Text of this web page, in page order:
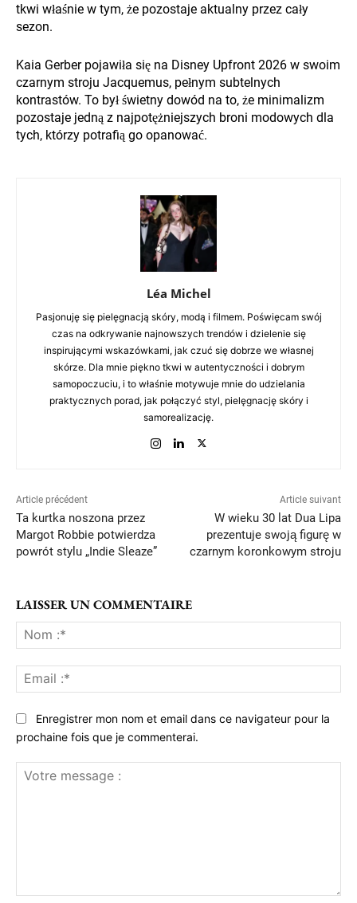
tkwi właśnie w tym, że pozostaje aktualny przez cały
sezon.
Kaia Gerber pojawiła się na Disney Upfront 2026 w swoim
czarnym stroju Jacquemus, pełnym subtelnych
kontrastów. To był świetny dowód na to, że minimalizm
pozostaje jedną z najpotężniejszych broni modowych dla
tych, którzy potrafią go opanować.
Léa Michel
Pasjonuję się pielęgnacją skóry, modą i filmem. Poświęcam swój
czas na odkrywanie najnowszych trendów i dzielenie się
inspirującymi wskazówkami, jak czuć się dobrze we własnej
skórze. Dla mnie piękno tkwi w autentyczności i dobrym
samopoczuciu, i to właśnie motywuje mnie do udzielania
praktycznych porad, jak połączyć styl, pielęgnację skóry i
samorealizację.
Article précédent
Ta kurtka noszona przez
Margot Robbie potwierdza
powrót stylu „Indie Sleaze”
Article suivant
W wieku 30 lat Dua Lipa
prezentuje swoją figurę w
czarnym koronkowym stroju
LAISSER UN COMMENTAIRE
:*
:*
Enregistrer mon nom et email dans ce navigateur pour la
prochaine fois que je commenterai.